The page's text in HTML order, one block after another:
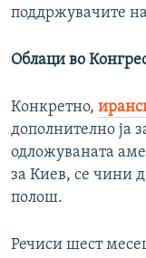
поддржувачите
Облаци во
Конкретно,
дополнително ја
одложуваната
за Киев, се чини
полош.
Речиси шест